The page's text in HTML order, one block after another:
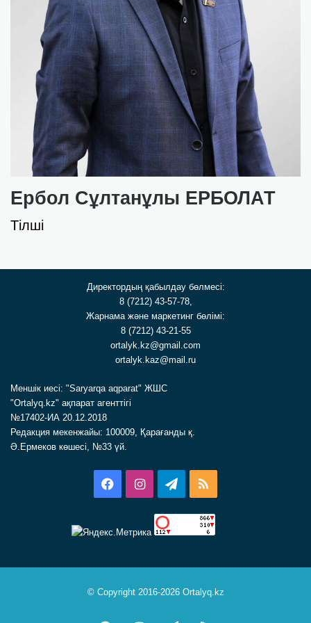
Ербол Сұлтанұлы ЕРБОЛАТ
Тілші
Директордың қабылдау бөлмесі:
8 (7212) 43-57-78,
Жарнама және маркетинг бөлімі:
8 (7212) 43-21-55
ortalyk.kz@gmail.com
ortalyk.kaz@mail.ru
Меншік иесі: "Saryarqa aqparat" ЖШС
"Ortalyq.kz" ақпарат агенттігі
№17402-ИА 20.12.2018
Редакция мекенжайы: 100009, Қарағанды қ.
Ә.Ермеков көшесі, №33 үй.
FacebookInstagramTelegram
© Copyright 2016-2026 Ortalyq.kz